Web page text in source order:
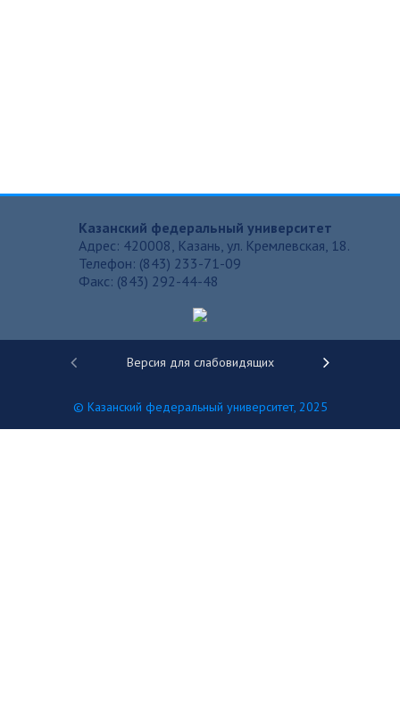
Казанский федеральный университет
Адрес: 420008, Казань, ул. Кремлевская, 18.
Телефон: (843) 233-71-09
Факс: (843) 292-44-48
Версия для слабовидящих
© Казанский федеральный университет, 2025